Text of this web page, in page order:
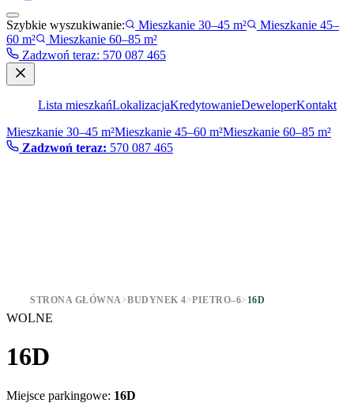
Szybkie wyszukiwanie: Mieszkanie 30–45 m²
Mieszkanie 45–
60 m²
Mieszkanie 60–85 m²
Zadzwoń teraz: 570 087 465
Lista mieszkańLokalizacjaKredytowanieDeweloperKontakt
Mieszkanie 30–45 m²Mieszkanie 45–60 m²Mieszkanie 60–85 m²
Zadzwoń teraz: 570 087 465
STRONA GŁÓWNA>BUDYNEK 4>PIETRO–6> 16D
WOLNE
16D
Miejsce parkingowe: 16D